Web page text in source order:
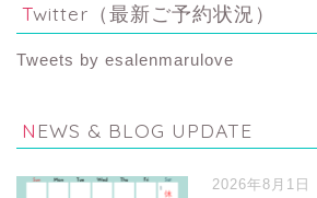
Twitter（最新ご予約状況）
Tweets by esalenmarulove
NEWS & BLOG UPDATE
2026年8月1日